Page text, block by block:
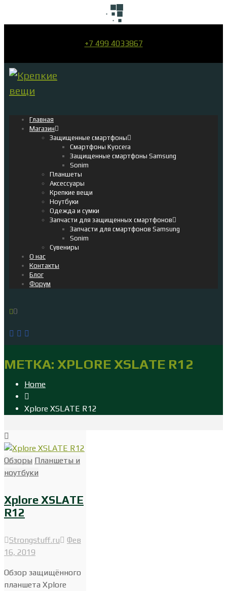
+7 499 4033867
Главная
Магазин
Защищенные смартфоны
Смартфоны Kyocera
Защищенные смартфоны Samsung
Sonim
Планшеты
Аксессуары
Крепкие вещи
Ноутбуки
Одежда и сумки
Запчасти для защищенных смартфонов
Запчасти для смартфонов Samsung
Sonim
Сувениры
О нас
Контакты
Блог
Форум
0
МЕТКА: XPLORE XSLATE R12
Home
Xplore XSLATE R12
Обзоры Планшеты и
ноутбуки
Xplore XSLATE
R12
Strongstuff.ru
Фев
16, 2019
Обзор защищённого
планшета Xplore